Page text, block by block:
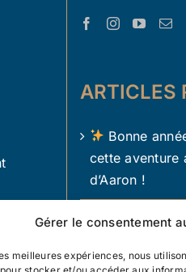
Gérer le consentement
meilleures expériences, nous
ARTICLES
Bonne
cette aventure
d’Aaron !
Le Trésor d